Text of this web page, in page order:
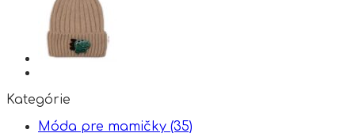
Kategórie
Móda pre mamičky (35)